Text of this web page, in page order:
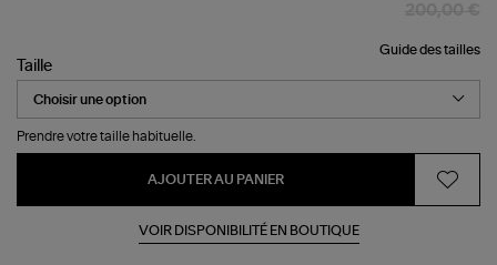
Guide des tailles
Taille
Prendre votre taille habituelle.
AJOUTER AU PANIER
VOIR DISPONIBILITÉ EN BOUTIQUE